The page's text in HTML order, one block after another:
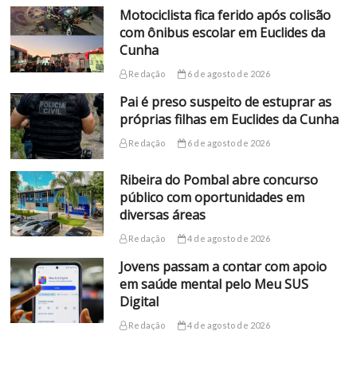
Motociclista fica ferido após colisão
com ônibus escolar em Euclides da
Cunha
Redação 6 de agosto de 2026
Pai é preso suspeito de estuprar as
próprias filhas em Euclides da Cunha
Redação 6 de agosto de 2026
Ribeira do Pombal abre concurso
público com oportunidades em
diversas áreas
Redação 4 de agosto de 2026
Jovens passam a contar com apoio
em saúde mental pelo Meu SUS
Digital
Redação 4 de agosto de 2026